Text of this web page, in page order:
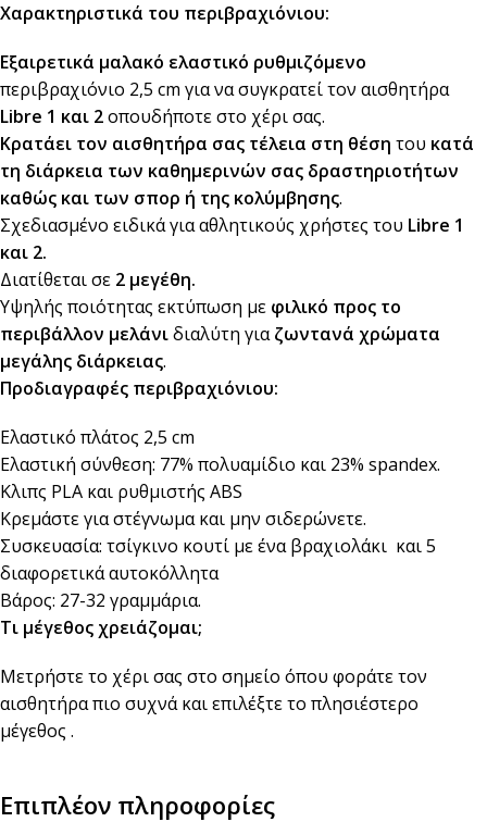
Χαρακτηριστικά του περιβραχιόνιου:
Εξαιρετικά μαλακό ελαστικό ρυθμιζόμενο
περιβραχιόνιο 2,5 cm για να συγκρατεί τον αισθητήρα
Libre 1 και 2οπουδήποτε στο χέρι σας.
Κρατάει τον αισθητήρα σας τέλεια στη θέση του κατά
τη διάρκεια των καθημερινών σας δραστηριοτήτων
καθώς και των σπορ ή της κολύμβησης.
Σχεδιασμένο ειδικά για αθλητικούς χρήστες του Libre 1
και 2.
Διατίθεται σε 2 μεγέθη.
Υψηλής ποιότητας εκτύπωση με φιλικό προς το
περιβάλλον μελάνιδιαλύτη γιαζωντανά χρώματα
μεγάλης διάρκειας.
Προδιαγραφές περιβραχιόνιου:
Ελαστικό πλάτος 2,5 cm
Ελαστική σύνθεση: 77% πολυαμίδιο και 23% spandex.
Κλιπς PLA και ρυθμιστής ABS
Κρεμάστε για στέγνωμα και μην σιδερώνετε.
Συσκευασία: τσίγκινο κουτί με ένα βραχιολάκι και 5
διαφορετικά αυτοκόλλητα
Βάρος: 27-32 γραμμάρια.
Τι μέγεθος χρειάζομαι;
Μετρήστε το χέρι σας στο σημείο όπου φοράτε τον
αισθητήρα πιο συχνά και επιλέξτε το πλησιέστερο
μέγεθος .
Επιπλέον πληροφορίες